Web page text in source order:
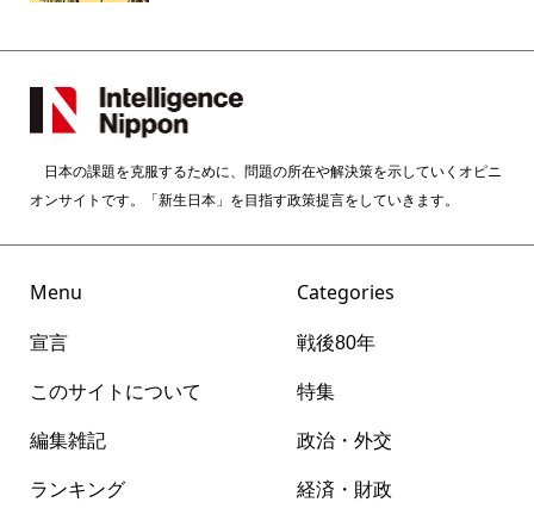
日本の課題を克服するために、問題の所在や解決策を示していくオピニ
オンサイトです。「新生日本」を目指す政策提言をしていきます。
Menu
宣言
このサイトについて
編集雑記
ランキング
Categories
戦後80年
特集
政治・外交
経済・財政